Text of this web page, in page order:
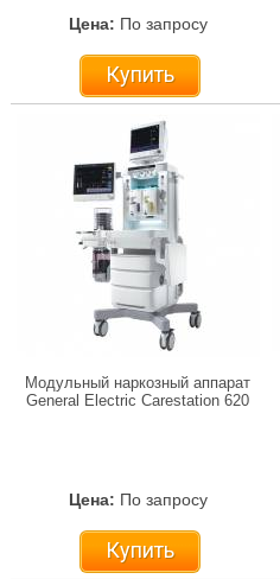
Цена: По запросу
Купить
Модульный наркозный аппарат
General Electric Carestation 620
Цена: По запросу
Купить